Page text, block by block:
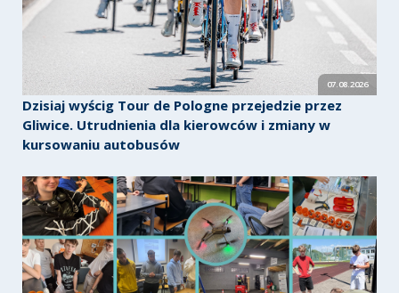
07.08.2026
Dzisiaj wyścig Tour de Pologne przejedzie przez
Gliwice. Utrudnienia dla kierowców i zmiany w
kursowaniu autobusów